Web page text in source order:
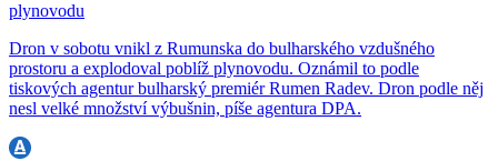
plynovodu
Dron v sobotu vnikl z Rumunska do bulharského vzdušného
prostoru a explodoval poblíž plynovodu. Oznámil to podle
tiskových agentur bulharský premiér Rumen Radev. Dron podle něj
nesl velké množství výbušnin, píše agentura DPA.